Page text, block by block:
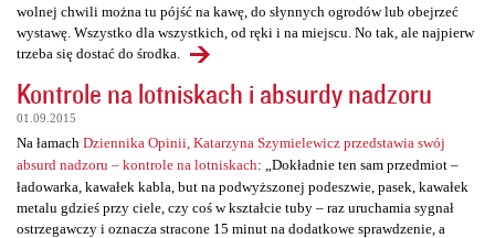
wolnej chwili można tu pójść na kawę, do słynnych ogrodów lub obejrzeć
wystawę. Wszystko dla wszystkich, od ręki i na miejscu. No tak, ale najpierw
trzeba się dostać do środka.
Kontrole na lotniskach i absurdy nadzoru
01.09.2015
Na łamach Dziennika Opinii, Katarzyna Szymielewicz przedstawia swój
absurd nadzoru – kontrole na lotniskach: „Dokładnie ten sam przedmiot –
ładowarka, kawałek kabla, but na podwyższonej podeszwie, pasek, kawałek
metalu gdzieś przy ciele, czy coś w kształcie tuby – raz uruchamia sygnał
ostrzegawczy i oznacza stracone 15 minut na dodatkowe sprawdzenie, a